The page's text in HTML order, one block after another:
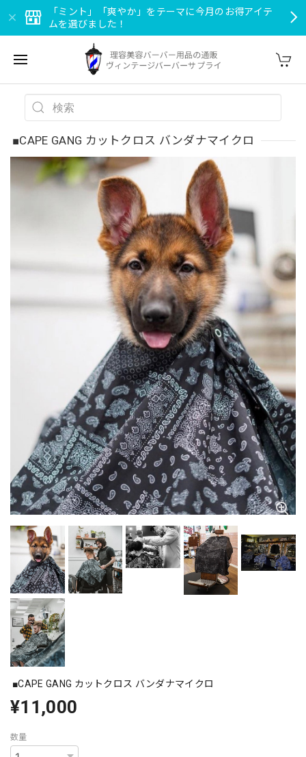
「ミント」「爽やか」をテーマに今月のお得アイテ
ムを選びました！
■CAPE GANG カットクロス バンダナマイクロ
■CAPE GANG カットクロス バンダナマイクロ
¥11,000
数量